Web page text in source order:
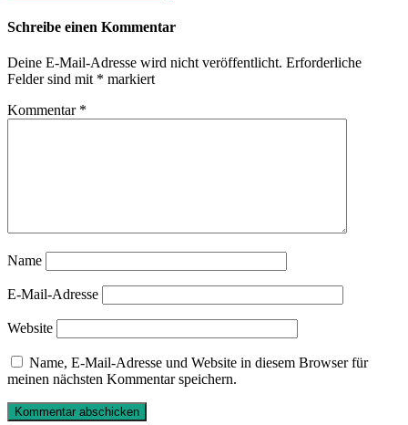
Schreibe einen Kommentar
Deine E-Mail-Adresse wird nicht veröffentlicht. Erforderliche
Felder sind mit * markiert
Kommentar *
Name
E-Mail-Adresse
Website
Name, E-Mail-Adresse und Website in diesem Browser für
meinen nächsten Kommentar speichern.